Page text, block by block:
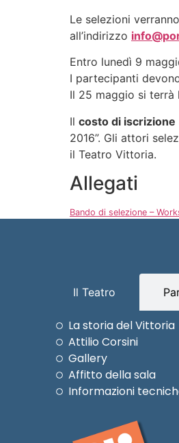
Le selezioni
all’indirizzo
Entro lunedì 9
I partecipanti
Il 25 maggio si terrà
Il costo di iscrizione
2016”. Gli attori
il Teatro Vittoria.
Allegati
Bando di selezione –
Il Teatro
La storia del Vittoria
Attilio Corsini
Gallery
Affitto della sala
Informazioni